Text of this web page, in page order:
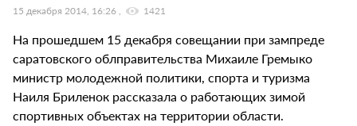
15 декабря 2014, 16:26 1421
На прошедшем 15 декабря совещании при зампреде
саратовского облправительства Михаиле Гремыко
министр молодежной политики, спорта и туризма
Наиля Бриленок рассказала о работающих зимой
спортивных объектах на территории области.